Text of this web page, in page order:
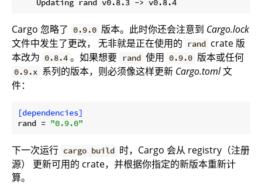
Cargo 忽略了 0.9.0 版本。此时你还会注意到 Cargo.lock
文件中发生了更改， 无非就是正在使用的
rand crate 版
本改为 0.8.4 。如果想要 rand 使用 0.9.0 版本或任何
0.9.x 系列的版本，则必须像这样更新 Cargo.toml文
件：
[dependencies]
rand = "0.9.0"
下一次运行 cargo build 时，Cargo 会从 registry（注册
源） 更新可用的 crate，并根据你指定的新版本重新计
算。